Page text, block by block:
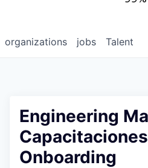
jobs
organizations Talent
Engineering
Onboarding